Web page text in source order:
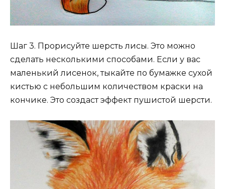
Шаг 3. Прорисуйте шерсть лисы. Это можно
сделать несколькими способами. Если у вас
маленький лисенок, тыкайте по бумажке сухой
кистью с небольшим количеством краски на
кончике. Это создаст эффект пушистой шерсти.